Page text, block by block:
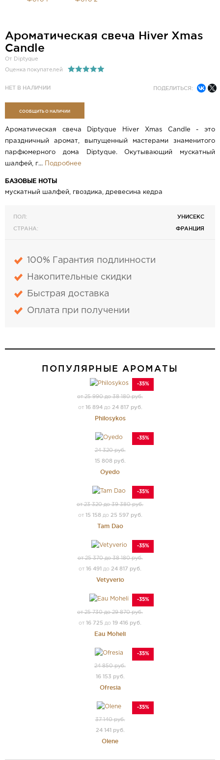
Ароматическая свеча Hiver Xmas
Candle
От Diptyque
Оценка покупателей
НЕТ В НАЛИЧИИ
СООБЩИТЬ О НАЛИЧИИ
ПОДЕЛИТЬСЯ:
Ароматическая свеча Diptyque Hiver Xmas Candle - это
праздничный аромат, выпущенный мастерами знаменитого
парфюмерного дома Diptyque. Окутывающий мускатный
шалфей, г... Подробнее
БАЗОВЫЕ НОТЫ
мускатный шалфей, гвоздика, древесина кедра
ПОЛ:
УНИСЕКС
СТРАНА:
ФРАНЦИЯ
100% Гарантия подлинности
Накопительные скидки
Быстрая доставка
Оплата при получении
ПОПУЛЯРНЫЕ АРОМАТЫ
-35%
от 25 990 до 38 180 руб.
от 16 894до 24 817 руб.
Philosykos
-35%
24 320 руб.
15 808 руб.
Oyedo
-35%
от 23 320 до 39 380 руб.
от 15 158до 25 597 руб.
Tam Dao
-35%
от 25 370 до 38 180 руб.
от 16 491 до 24 817 руб.
Vetyverio
-35%
от 25 730 до 29 870 руб.
от 16 725 до 19 416 руб.
Eau Moheli
-35%
24 850 руб.
16 153 руб.
Ofresia
-35%
37 140 руб.
24 141 руб.
Olene